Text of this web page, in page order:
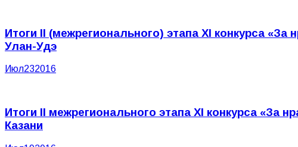
Итоги II (межрегионального) этапа XI конкурса
Улан-Удэ
Июл232016
Итоги II межрегионального этапа XI конкурса «За
Казани